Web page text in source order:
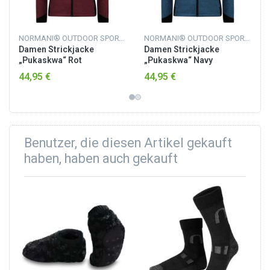
NORMANI® OUTDOOR SPORTS
Damen Strickjacke
„Pukaskwa“ Rot
44,95 €
NORMANI® OUTDOOR SPORTS
Damen Strickjacke
„Pukaskwa“ Navy
44,95 €
Benutzer, die diesen Artikel gekauft
haben, haben auch gekauft